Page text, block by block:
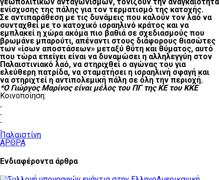
γεωπολιτικών ανταγωνισμών, τονίζουν την αναγκαιότητα
ενίσχυσης της πάλης για τον τερματισμό της κατοχής.
Σε αντιπαράθεση με τις δυνάμεις που καλούν τον λαό να
συνταχθεί με το κατοχικό ισραηλινό κράτος και να
εμπλακεί η χώρα ακόμα πιο βαθιά σε σχεδιασμούς που
βρωμάνε μπαρούτι, απέναντι στους διάφορους θιασώτες
των «ίσων αποστάσεων» μεταξύ θύτη και θύματος, αυτό
που τώρα επείγει είναι να δυναμώσει η αλληλεγγύη στον
Παλαιστινιακό λαό, να στηριχθεί ο αγώνας του για
ελεύθερη πατρίδα, να σταματήσει η ισραηλινή σφαγή και
να στηριχτεί η αντιπολεμική πάλη σε όλη την περιοχή.
*Ο Γιώργος Μαρίνος είναι μέλος του ΠΓ της ΚΕ του ΚΚΕ
Κοινοποίηση:
Παλαιστίνη
ΑΡΘΡΑ
Ενδιαφέροντα άρθρα